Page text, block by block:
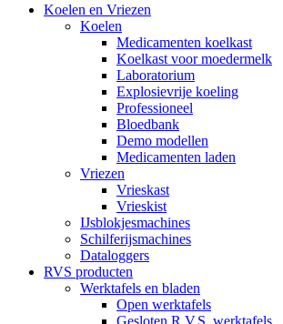
Koelen en Vriezen
Koelen
Medicamenten koelkast
Koelkast voor moedermelk
Laboratorium
Explosievrije koeling
Professioneel
Bloedbank
Demo modellen
Medicamenten laden
Vriezen
Vrieskast
Vrieskist
IJsblokjesmachines
Schilferijsmachines
Dataloggers
RVS producten
Werktafels en bladen
Open werktafels
Gesloten R.V.S. werktafels